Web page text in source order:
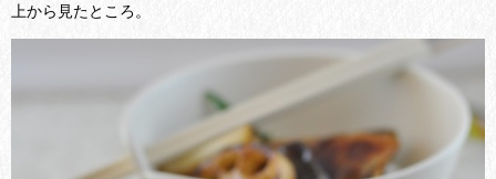
上から見たところ。